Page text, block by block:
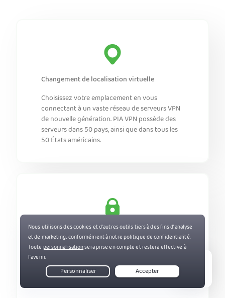
Changement de localisation virtuelle
Choisissez votre emplacement en vous
connectant à un vaste réseau de serveurs VPN
de nouvelle génération. PIA VPN possède des
serveurs dans 50 pays, ainsi que dans tous les
50 États américains.
Confidentialité en ligne
Masquez votre adresse IP pour protéger votre
identité numérique. Empêchez votre FAI de
surveiller vos activités en ligne pour une
navigation web sécurisée où que vous soyez.